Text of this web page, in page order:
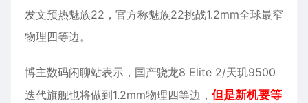
发文预热魅族22，官方称魅族22挑战1.2mm全球最窄
物理四等边。
博主数码闲聊站表示，国产骁龙8 Elite 2/天玑9500
迭代旗舰也将做到1.2mm物理四等边， 但是新机要等